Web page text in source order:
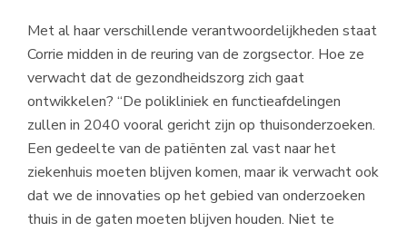
Met al haar verschillende verantwoordelijkheden staat
Corrie midden in de reuring van de zorgsector. Hoe ze
verwacht dat de gezondheidszorg zich gaat
ontwikkelen? “De polikliniek en functieafdelingen
zullen in 2040 vooral gericht zijn op thuisonderzoeken.
Een gedeelte van de patiënten zal vast naar het
ziekenhuis moeten blijven komen, maar ik verwacht ook
dat we de innovaties op het gebied van onderzoeken
thuis in de gaten moeten blijven houden. Niet te